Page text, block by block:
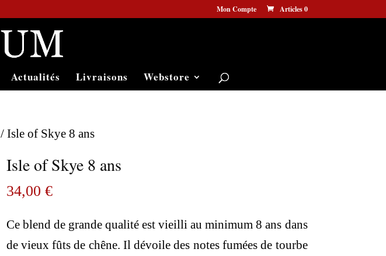
Mon Compte Articles 0
Actualités Livraisons Webstore
/ Isle of Skye 8 ans
Isle of Skye 8 ans
34,00 €
Ce blend de grande qualité est vieilli au minimum 8 ans dans
de vieux fûts de chêne. Il dévoile des notes fumées de tourbe